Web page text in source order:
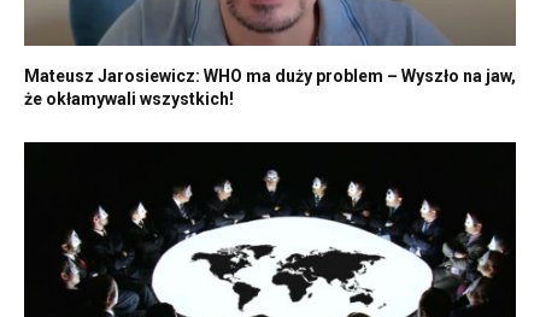
Mateusz Jarosiewicz: WHO ma duży problem – Wyszło na jaw,
że okłamywali wszystkich!